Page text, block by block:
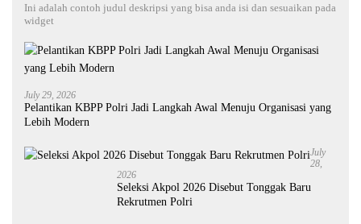
Ini adalah contoh judul deskripsi yang bisa anda isi dan sesuaikan pada
widget
July 29, 2026
Pelantikan KBPP Polri Jadi Langkah Awal Menuju Organisasi yang
Lebih Modern
July
28,
2026
Seleksi Akpol 2026 Disebut Tonggak Baru
Rekrutmen Polri